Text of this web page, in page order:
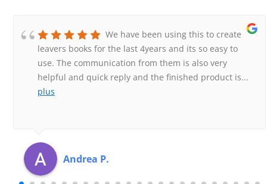
We have been using this to create
leavers books for the last 4years and its so easy to
use. The communication from them is also very
helpful and quick reply and the finished product is...
plus
Andrea P.